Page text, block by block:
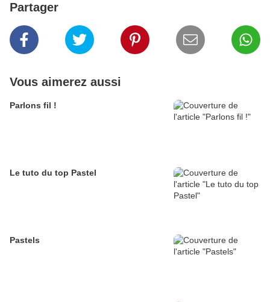
Partager
Vous aimerez aussi
Parlons fil !
Le tuto du top Pastel
Pastels